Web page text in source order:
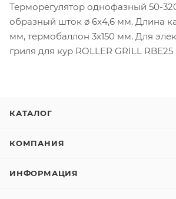
Терморегулятор однофазный 50-
образный шток ø 6x4,6 мм. Длина
мм, термобаллон 3x150 мм. Для
гриля для кур ROLLER GRILL RBE25
КАТАЛОГ
КОМПАНИЯ
ИНФОРМАЦИЯ